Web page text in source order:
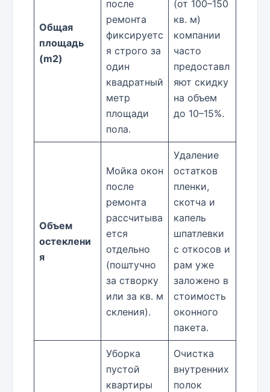
Общая
площадь
(m2)
после
ремонта
фиксируетс
я строго за
один
квадратный
метр
площади
пола.
(от 100–150
кв. м)
компании
часто
предоставл
яют скидку
на объем
до 10–15%.
Объем
остеклени
я
Мойка окон
после
ремонта
рассчитыва
ется
отдельно
(поштучно
за створку
или за кв. м
скления).
Удаление
остатков
пленки,
скотча и
капель
шпатлевки
с откосов и
рам уже
заложено в
стоимость
оконного
пакета.
Уборка
пустой
квартиры
Очистка
внутренних
полок